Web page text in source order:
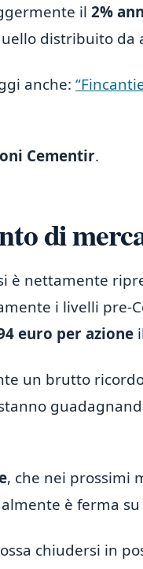
il 2%
distribuito
anche:
Cementir.
di
è nettamente
i livelli pre-
euro per azione
un brutto
, che nei prossimi
è ferma su
chiudersi in